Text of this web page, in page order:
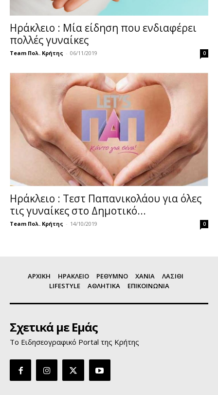
Ηράκλειο : Μία είδηση που ενδιαφέρει
πολλές γυναίκες
Team Πολ. Κρήτης - 06/11/2019 0
Ηράκλειο : Τεστ Παπανικολάου για όλες
τις γυναίκες στο Δημοτικό...
Team Πολ. Κρήτης - 14/10/2019 0
ΑΡΧΙΚΗ ΗΡΑΚΛΕΙΟ ΡΕΘΥΜΝΟ ΧΑΝΙΑ
ΛΑΣΙΘΙ
LIFESTYLE
ΑΘΛΗΤΙΚΑ ΕΠΙΚΟΙΝΩΝΙΑ
Σχετικά με Εμάς
Το Ειδησεογραφικό Portal της Κρήτης